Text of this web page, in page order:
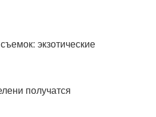
экзотические
получатся